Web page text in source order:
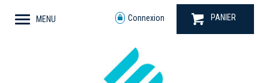
MENU Connexion PANIER